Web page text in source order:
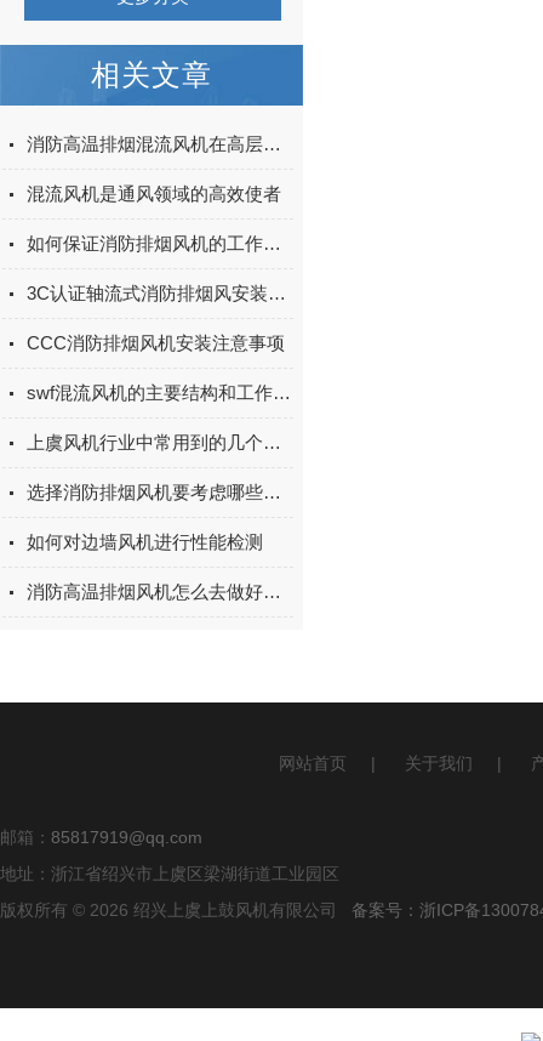
相关文章
消防高温排烟混流风机在高层建筑中的运用与优势
混流风机是通风领域的高效使者
如何保证消防排烟风机的工作状态正常
3C认证轴流式消防排烟风安装细节
CCC消防排烟风机安装注意事项
swf混流风机的主要结构和工作原理
上虞风机行业中常用到的几个术语解释
选择消防排烟风机要考虑哪些因素
如何对边墙风机进行性能检测
消防高温排烟风机怎么去做好防雨措施?
网站首页 | 关于我们 |
邮箱： 85817919@qq.com
地址：浙江省绍兴市上虞区梁湖街道工业园区
版权所有 © 2026 绍兴上虞上鼓风机有限公司 备案号：浙ICP备